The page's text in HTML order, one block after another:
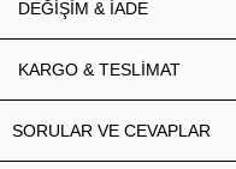
DEĞİŞİM & İADE
KARGO & TESLİMAT
SORULAR VE CEVAPLAR